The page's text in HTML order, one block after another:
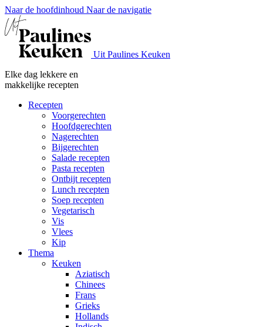
Naar de hoofdinhoud Naar de navigatie
Uit Paulines Keuken
Elke dag lekkere en
makkelijke recepten
Recepten
Voorgerechten
Hoofdgerechten
Nagerechten
Bijgerechten
Salade recepten
Pasta recepten
Ontbijt recepten
Lunch recepten
Soep recepten
Vegetarisch
Vis
Vlees
Kip
Thema
Keuken
Aziatisch
Chinees
Frans
Grieks
Hollands